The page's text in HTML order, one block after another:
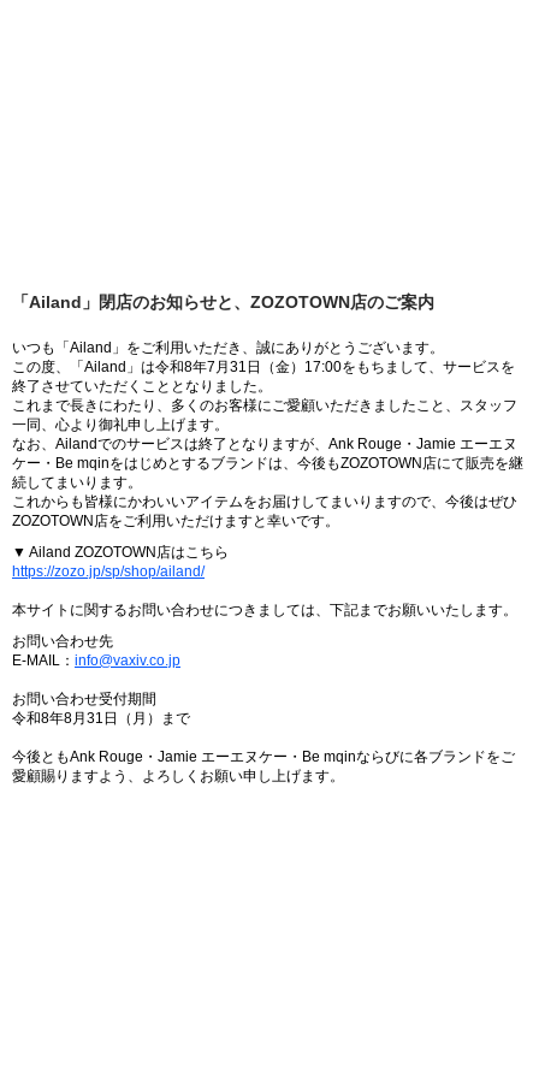
「Ailand」閉店のお知らせと、ZOZOTOWN店のご案内
いつも「Ailand」をご利用いただき、誠にありがとうございます。
この度、「Ailand」は令和8年7月31日（金）17:00をもちまして、サービスを
終了させていただくこととなりました。
これまで長きにわたり、多くのお客様にご愛顧いただきましたこと、スタッフ
一同、心より御礼申し上げます。
なお、Ailandでのサービスは終了となりますが、Ank Rouge・Jamie エーエヌ
ケー・Be mqinをはじめとするブランドは、今後もZOZOTOWN店にて販売を継
続してまいります。
これからも皆様にかわいいアイテムをお届けしてまいりますので、今後はぜひ
ZOZOTOWN店をご利用いただけますと幸いです。
▼ Ailand ZOZOTOWN店はこちら
https://zozo.jp/sp/shop/ailand/
本サイトに関するお問い合わせにつきましては、下記までお願いいたします。
お問い合わせ先
E-MAIL： info@vaxiv.co.jp
お問い合わせ受付期間
令和8年8月31日（月）まで
今後ともAnk Rouge・Jamie エーエヌケー・Be mqinならびに各ブランドをご
愛顧賜りますよう、よろしくお願い申し上げます。